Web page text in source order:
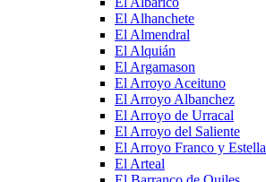
El Alhanchete
El Almendral
El Alquián
El Argamason
El Arroyo Aceituno
El Arroyo Albanchez
El Arroyo de Urracal
El Arroyo del Saliente
El Arroyo Franco y Estella
El Arteal